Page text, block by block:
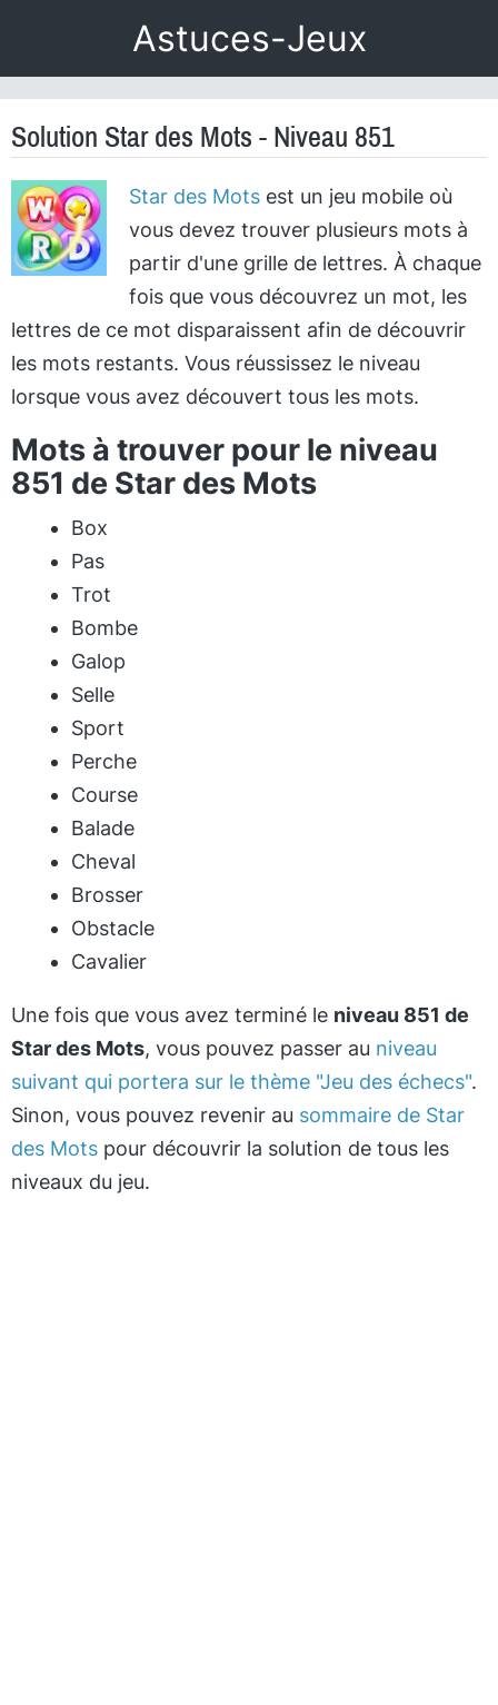
Astuces-Jeux
Solution Star des Mots - Niveau 851
Star des Motsest un jeu mobile où
vous devez trouver plusieurs mots à
partir d'une grille de lettres. À chaque
fois que vous découvrez un mot, les
lettres de ce mot disparaissent afin de découvrir
les mots restants. Vous réussissez le niveau
lorsque vous avez découvert tous les mots.
Mots à trouver pour le niveau
851 de Star des Mots
Box
Pas
Trot
Bombe
Galop
Selle
Sport
Perche
Course
Balade
Cheval
Brosser
Obstacle
Cavalier
Une fois que vous avez terminé le niveau 851 de
Star des Mots, vous pouvez passer au niveau
suivant qui portera sur le thème "Jeu des échecs".
Sinon, vous pouvez revenir au sommaire de Star
des Mots pour découvrir la solution de tous les
niveaux du jeu.